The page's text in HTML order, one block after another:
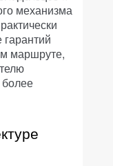
механизма
маршруте,
более